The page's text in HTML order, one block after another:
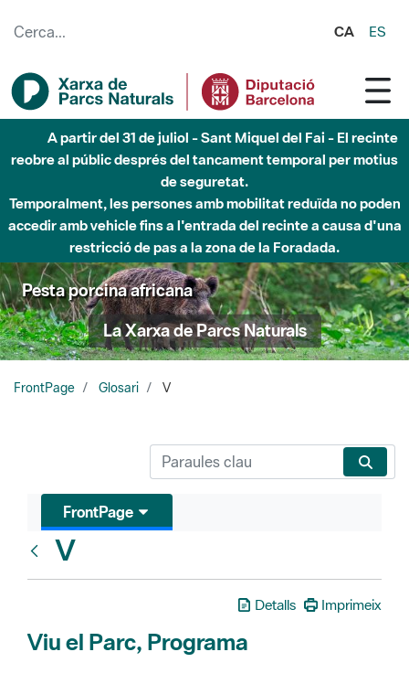
CA ES
A partir del 31 de juliol - Sant Miquel del Fai - El recinte
reobre al públic després del tancament temporal per motius
de seguretat.
Temporalment, les persones amb mobilitat reduïda no poden
accedir amb vehicle fins a l'entrada del recinte a causa d'una
restricció de pas a la zona de la Foradada.
Pesta porcina africana
La Xarxa de Parcs Naturals
FrontPage Glosari V
FrontPage
V
Detalls Imprimeix
Viu el Parc, Programa